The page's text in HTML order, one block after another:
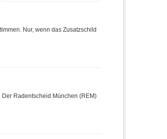
Nur, wenn das Zusatzschild
Radentscheid München (REM)